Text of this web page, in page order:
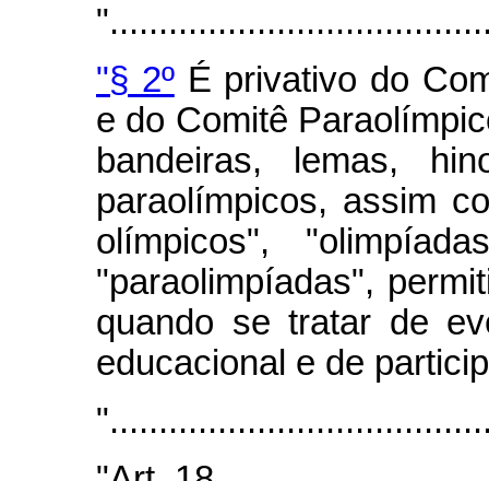
"§ 2ºÉ privativo do
e do Comitê
bandeiras, lemas,
paraolímpicos, assim
olímpicos",
"paraolimpíadas",
quando se tratar de
educacional e de